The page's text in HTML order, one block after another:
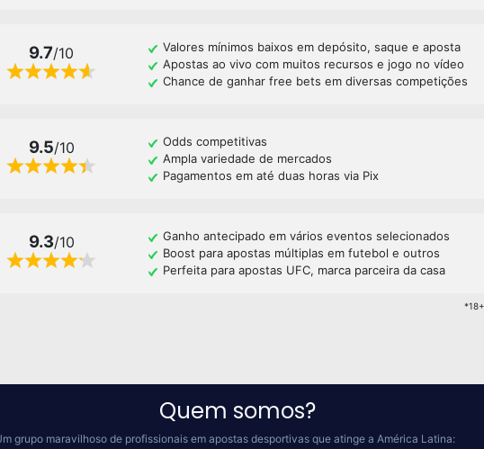
9.7/10
Valores mínimos baixos em depósito, saque e aposta
Apostas ao vivo com muitos recursos e jogo no vídeo
Chance de ganhar free bets em diversas competições
9.5/10
Odds competitivas
Ampla variedade de mercados
Pagamentos em até duas horas via Pix
9.3/10
Ganho antecipado em vários eventos selecionados
Boost para apostas múltiplas em futebol e outros
Perfeita para apostas UFC, marca parceira da casa
Quem somos?
grupo maravilhoso de profissionais em apostas desportivas que atinge a América Latina: